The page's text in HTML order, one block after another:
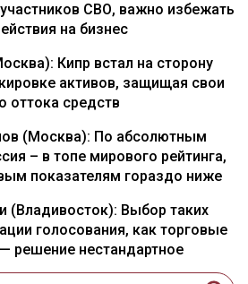
СВО, важно избежать
на бизнес
Кипр встал на сторону
активов, защищая свои
оттока средств
(Москва): По абсолютным
– в топе мирового рейтинга,
показателям гораздо ниже
(Владивосток): Выбор таких
голосования, как торговые
решение нестандартное